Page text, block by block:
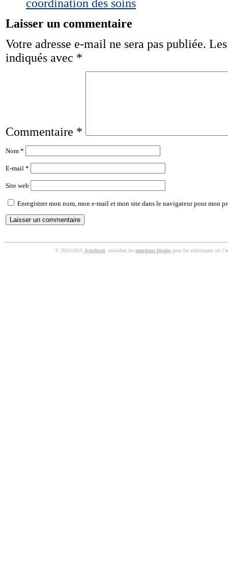
coordination des soins
Laisser un commentaire
Votre adresse e-mail ne sera pas publiée.
indiqués avec *
Commentaire *
Nom *
E-mail *
Site web
Enregistrer mon nom, mon e-mail et mon site dans le navigateur pour mon
© 2010-2016 Aytechnet , consultez les mentions légales pour les statistiques sur